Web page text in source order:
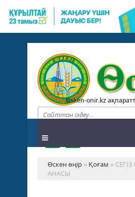
Osken-onir.kz
Өскен өңір » Қоғам »
АНАСЫ